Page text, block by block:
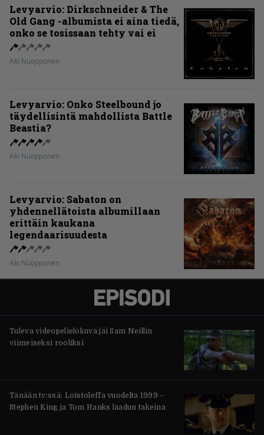
Levyarvio: Dirkschneider & The
Old Gang -albumista ei aina tiedä,
onko se tosissaan tehty vai ei
Aki Nuopponen
Levyarvio: Onko Steelbound jo
täydellisintä mahdollista Battle
Beastia?
Aki Nuopponen
Levyarvio: Sabaton on
yhdennellätoista albumillaan
erittäin kaukana
legendaarisuudesta
Aki Nuopponen
Tuleva videopelielokuva jäi Sam Neillin
viimeiseksi rooliksi
Tänään tv:ssä: Loistoleffa vuodelta 1999 –
Stephen King ja Tom Hanks laadun takeina